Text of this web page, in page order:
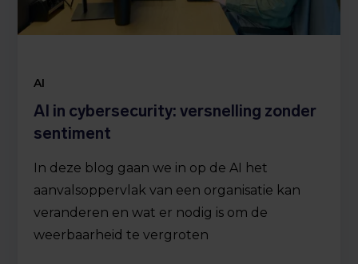
AI
AI in cybersecurity: versnelling zonder
sentiment
In deze blog gaan we in op de AI het
aanvalsoppervlak van een organisatie kan
veranderen en wat er nodig is om de
weerbaarheid te vergroten